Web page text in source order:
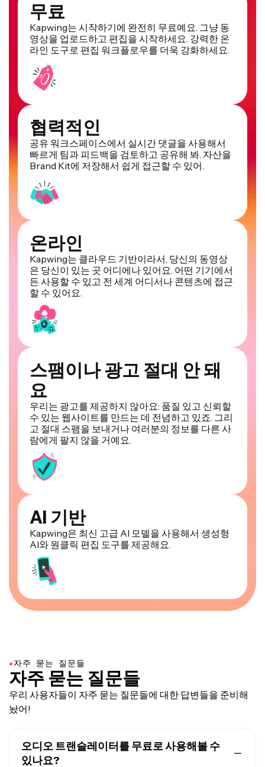
무료
Kapwing는 시작하기에 완전히 무료예요. 그냥 동
영상을 업로드하고 편집을 시작하세요. 강력한 온
라인 도구로 편집 워크플로우를 더욱 강화하세요.
협력적인
공유 워크스페이스에서 실시간 댓글을 사용해서
빠르게 팀과 피드백을 검토하고 공유해 봐. 자산을
Brand Kit에 저장해서 쉽게 접근할 수 있어.
온라인
Kapwing는 클라우드 기반이라서, 당신의 동영상
은 당신이 있는 곳 어디에나 있어요. 어떤 기기에서
든 사용할 수 있고 전 세계 어디서나 콘텐츠에 접근
할 수 있어요.
스팸이나 광고 절대 안 돼
요
우리는 광고를 제공하지 않아요: 품질 있고 신뢰할
수 있는 웹사이트를 만드는 데 전념하고 있죠. 그리
고 절대 스팸을 보내거나 여러분의 정보를 다른 사
람에게 팔지 않을 거예요.
AI 기반
Kapwing은 최신 고급 AI 모델을 사용해서 생성형
AI와 원클릭 편집 도구를 제공해요.
●자주 묻는 질문들
자주 묻는 질문들
우리 사용자들이 자주 묻는 질문들에 대한 답변들을 준비해
놨어!
오디오 트랜슬레이터를 무료로 사용해볼 수
있나요?